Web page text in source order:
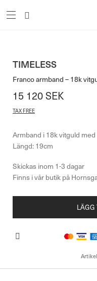
TIMELESS
Franco armband – 18k
15 120SEK
TAX FREE
Armband i 18k vitguld med
Längd: 19cm
LÄGG